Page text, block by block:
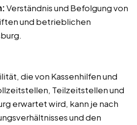
Verständnis und Befolgung von
und betrieblichen
die von Kassenhilfen und
Teilzeitstellen und
erwartet wird, kann je nach
und den